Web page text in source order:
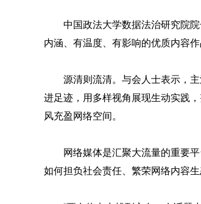
中国政法大学数据法治研究院
内涵、有温度、有影响的优质内容作
源清则流清。与会人士表示，
进足迹，用多样视角展现生动实践
风充盈网络空间。
网络媒体是汇聚大流量的重要
如何担负社会责任、繁荣网络内容